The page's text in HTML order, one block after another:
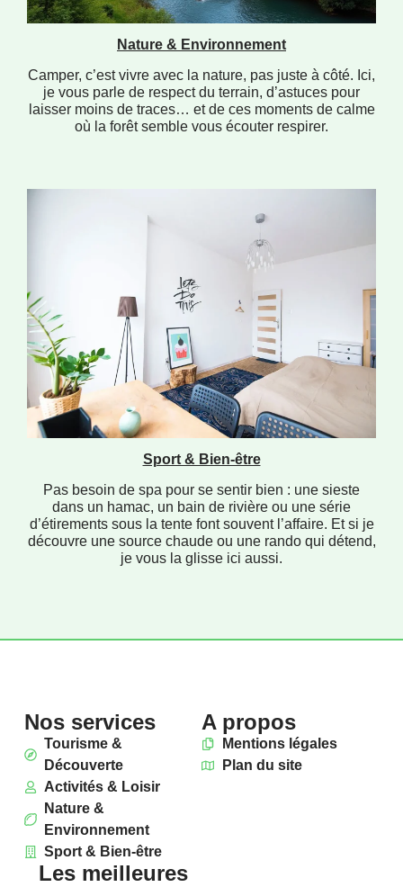
Nature & Environnement
Camper, c’est vivre avec la nature, pas juste à côté. Ici,
je vous parle de respect du terrain, d’astuces pour
laisser moins de traces… et de ces moments de calme
où la forêt semble vous écouter respirer.
Sport & Bien-être
Pas besoin de spa pour se sentir bien : une sieste
dans un hamac, un bain de rivière ou une série
d’étirements sous la tente font souvent l’affaire. Et si je
découvre une source chaude ou une rando qui détend,
je vous la glisse ici aussi.
Nos services
Tourisme &
Découverte
Activités & Loisir
Nature &
Environnement
Sport & Bien-être
A propos
Mentions légales
Plan du site
Les meilleures